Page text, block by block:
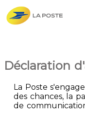
Déclaration
La Poste
des chances, la
de